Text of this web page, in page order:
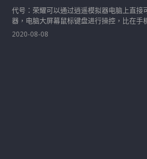
代号：荣耀可以通过逍遥模拟器电脑上直
器，电脑大屏幕鼠标键盘进行操控，比在手
2020-08-08